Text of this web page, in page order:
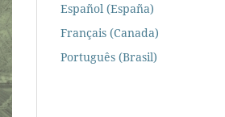
Español (España)
Français (Canada)
Português (Brasil)